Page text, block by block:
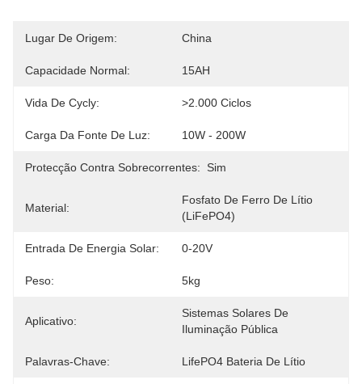
Lugar De Origem: China
Capacidade Normal: 15AH
Vida De Cycly: >2.000 Ciclos
Carga Da Fonte De Luz: 10W - 200W
Protecção Contra Sobrecorrentes: Sim
Material:
Fosfato De Ferro De Lítio
(LiFePO4)
Entrada De Energia Solar: 0-20V
Peso: 5kg
Aplicativo:
Sistemas Solares De
Iluminação Pública
Palavras-Chave: LifePO4 Bateria De Lítio